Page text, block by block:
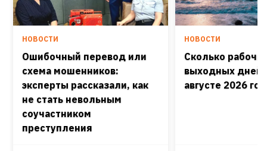
НОВОСТИ
Ошибочный перевод или
схема мошенников:
эксперты рассказали, как
не стать невольным
соучастником
преступления
НОВОСТИ
Сколько
выходных дней
августе 2026